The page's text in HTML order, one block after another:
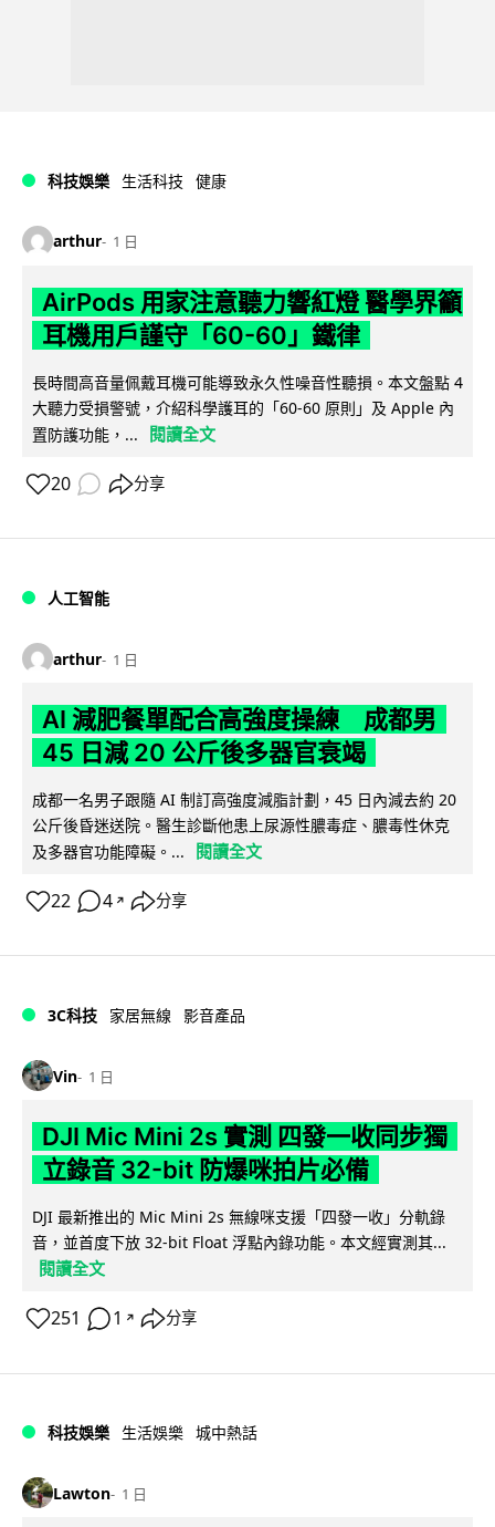
科技娛樂 生活科技 健康
arthur 1 日
AirPods 用家注意聽力響紅燈 醫學界籲
耳機用戶謹守「60-60」鐵律
長時間高音量佩戴耳機可能導致永久性噪音性聽損。本文盤點 4
大聽力受損警號，介紹科學護耳的「60-60 原則」及 Apple 內
置防護功能，...
閱讀全文
20 分享
人工智能
arthur 1 日
AI 減肥餐單配合高強度操練 成都男
45 日減 20 公斤後多器官衰竭
成都一名男子跟隨 AI 制訂高強度減脂計劃，45 日內減去約 20
公斤後昏迷送院。醫生診斷他患上尿源性膿毒症、膿毒性休克
及多器官功能障礙。...
閱讀全文
22 4 ↗ 分享
3C科技 家居無線 影音產品
Vin 1 日
DJI Mic Mini 2s 實測 四發一收同步獨
立錄音 32-bit 防爆咪拍片必備
DJI 最新推出的 Mic Mini 2s 無線咪支援「四發一收」分軌錄
音，並首度下放 32-bit Float 浮點內錄功能。本文經實測其...
閱讀全文
251 1 ↗ 分享
科技娛樂 生活娛樂 城中熱話
Lawton 1 日